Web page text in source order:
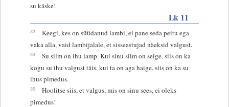
su käske!
Lk 11
33
Keegi, kes on süüdanud lambi, ei pane seda peitu ega
vaka alla, vaid lambijalale, et sisseastujad näeksid valgust.
34
Su silm on ihu lamp. Kui sinu silm on selge, siis on ka
kogu su ihu valgust täis, kui ta on aga haige, siis on ka su
ihus pimedus.
35
Hoolitse siis, et valgus, mis on sinu sees, ei oleks
pimedus!